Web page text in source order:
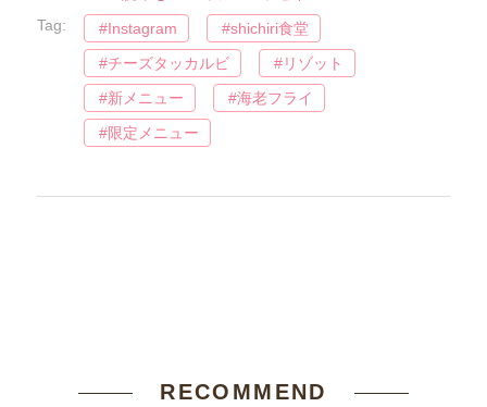
Tag:
Instagram
shichiri食堂
チーズタッカルビ
リゾット
新メニュー
海老フライ
限定メニュー
RECOMMEND